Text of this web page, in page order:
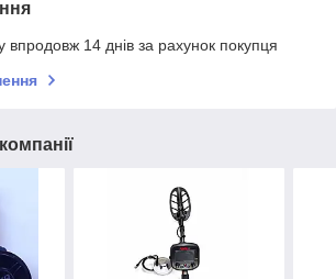
впродовж 14 днів за рахунок покупця